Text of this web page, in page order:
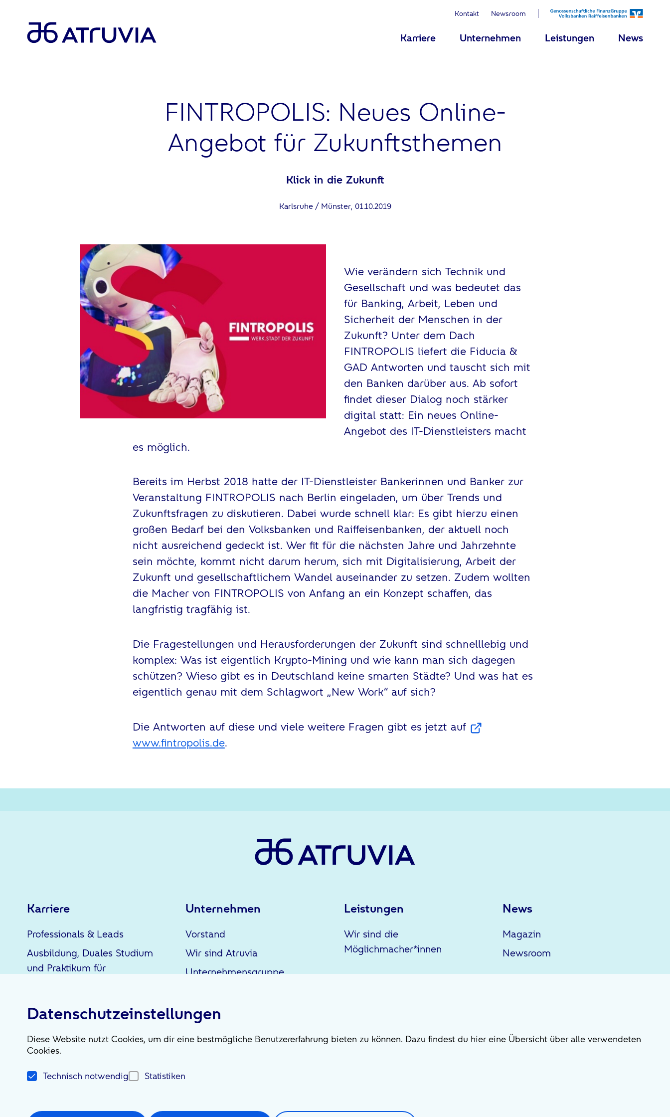
Datenschutzeinstellungen
Diese Website nutzt Cookies, um dir eine bestmögliche Benutzererfahrung bieten zu können. Dazu findest du hier eine Übersicht über alle verwendeten
Cookies.
Technisch notwendig Statistiken
Karriere Unternehmen Leistungen News
Kontakt Newsroom
FINTROPOLIS: Neues Online-
Angebot für Zukunftsthemen
Klick in die Zukunft
Karlsruhe / Münster, 01.10.2019
Wie verändern sich Technik und
Gesellschaft und was bedeutet das
für Banking, Arbeit, Leben und
Sicherheit der Menschen in der
Zukunft? Unter dem Dach
FINTROPOLIS liefert die Fiducia &
GAD Antworten und tauscht sich mit
den Banken darüber aus. Ab sofort
findet dieser Dialog noch stärker
digital statt: Ein neues Online-
Angebot des IT-Dienstleisters macht
es möglich.
Bereits im Herbst 2018 hatte der IT-Dienstleister Bankerinnen und Banker zur
Veranstaltung FINTROPOLIS nach Berlin eingeladen, um über Trends und
Zukunftsfragen zu diskutieren. Dabei wurde schnell klar: Es gibt hierzu einen
großen Bedarf bei den Volksbanken und Raiffeisenbanken, der aktuell noch
nicht ausreichend gedeckt ist. Wer fit für die nächsten Jahre und Jahrzehnte
sein möchte, kommt nicht darum herum, sich mit Digitalisierung, Arbeit der
Zukunft und gesellschaftlichem Wandel auseinander zu setzen. Zudem wollten
die Macher von FINTROPOLIS von Anfang an ein Konzept schaffen, das
langfristig tragfähig ist.
Die Fragestellungen und Herausforderungen der Zukunft sind schnelllebig und
komplex: Was ist eigentlich Krypto-Mining und wie kann man sich dagegen
schützen? Wieso gibt es in Deutschland keine smarten Städte? Und was hat es
eigentlich genau mit dem Schlagwort „New Work“ auf sich?
Die Antworten auf diese und viele weitere Fragen gibt es jetzt auf
www.fintropolis.de.
Karriere
Professionals & Leads
Ausbildung, Duales Studium
und Praktikum für
Praktika für Studierende &
Unternehmen
Vorstand
Wir sind Atruvia
Unternehmensgruppe
Leistungen
Wir sind die
Möglichmacher*innen
News
Magazin
Newsroom
Social Media